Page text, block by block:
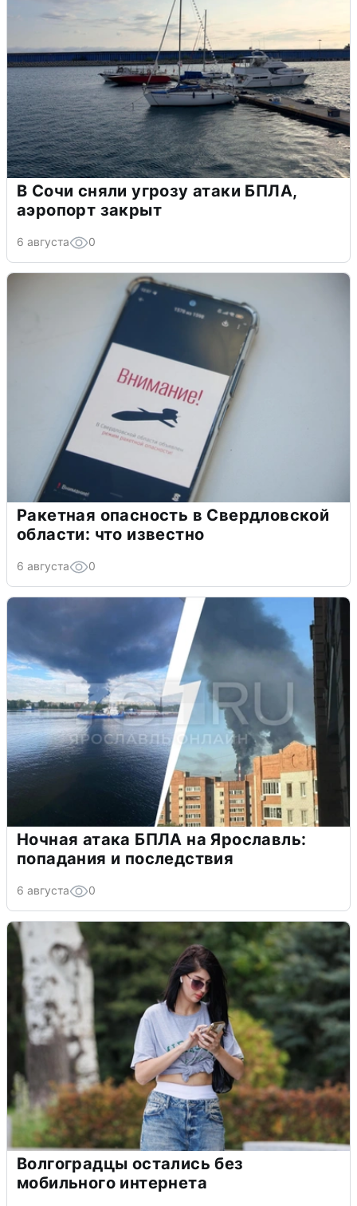
В Сочи сняли угрозу атаки БПЛА,
аэропорт закрыт
6 августа 0
Ракетная опасность в Свердловской
области: что известно
6 августа 0
Ночная атака БПЛА на Ярославль:
попадания и последствия
6 августа 0
Волгоградцы остались без
мобильного интернета